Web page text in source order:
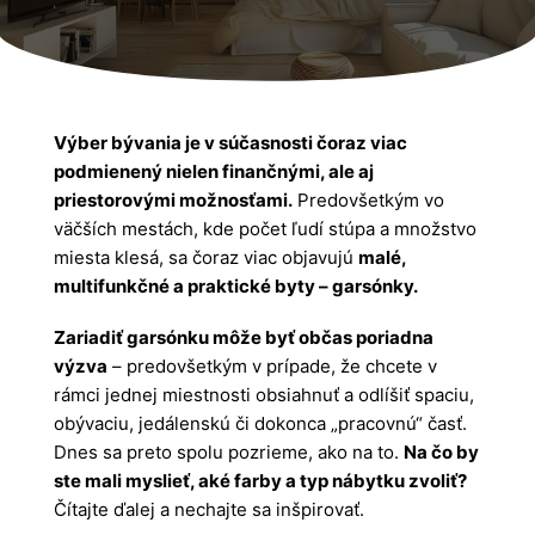
Výber bývania je v súčasnosti čoraz viac
podmienený nielen finančnými, ale aj
priestorovými možnosťami. Predovšetkým vo
väčších mestách, kde počet ľudí stúpa a množstvo
miesta klesá, sa čoraz viac objavujú malé,
multifunkčné a praktické byty – garsónky.
Zariadiť garsónku môže byť občas poriadna
výzva – predovšetkým v prípade, že chcete v
rámci jednej miestnosti obsiahnuť a odlíšiť spaciu,
obývaciu, jedálenskú či dokonca „pracovnú“ časť.
Dnes sa preto spolu pozrieme, ako na to. Na čo by
ste mali myslieť, aké farby a typ nábytku zvoliť?
Čítajte ďalej a nechajte sa inšpirovať.